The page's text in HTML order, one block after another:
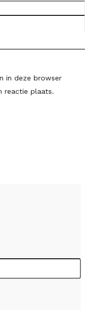
in deze browser
reactie plaats.